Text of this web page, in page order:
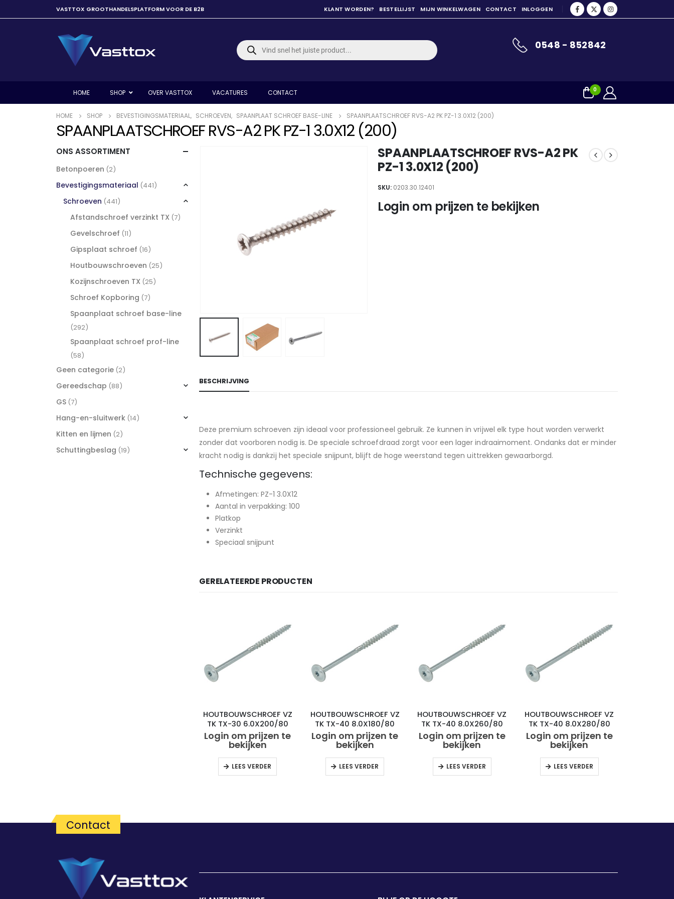
VASTTOX GROOTHANDELSPLATFORM VOOR DE B2B KLANT WORDEN? BESTELLIJST MIJN WINKELWAGEN CONTACT INLOGGEN
Producten
zoeken 0548 - 852842
HOME SHOP OVER VASTTOX VACATURES CONTACT 0
HOME SHOP BEVESTIGINGSMATERIAAL, SCHROEVEN, SPAANPLAAT SCHROEF BASE-LINE SPAANPLAATSCHROEF RVS-A2 PK PZ-1 3.0X12 (200)
SPAANPLAATSCHROEF RVS-A2 PK PZ-1 3.0X12 (200)
SPAANPLAATSCHROEF RVS-A2 PK
PZ-1 3.0X12 (200)
SKU: 0203.30.12401
Login om prijzen te bekijken
BESCHRIJVING
Deze premium schroeven zijn ideaal voor professioneel gebruik. Ze kunnen in vrijwel elk type hout worden verwerkt
zonder dat voorboren nodig is. De speciale schroefdraad zorgt voor een lager indraaimoment. Ondanks dat er minder
kracht nodig is dankzij het speciale snijpunt, blijft de hoge weerstand tegen uittrekken gewaarborgd.
Technische gegevens:
Afmetingen: PZ-1 3.0X12
Aantal in verpakking: 100
Platkop
Verzinkt
Speciaal snijpunt
GERELATEERDE PRODUCTEN
HOUTBOUWSCHROEF VZ
TK TX-30 6.0X200/80
(50)
Login om prijzen te
bekijken
LEES VERDER
HOUTBOUWSCHROEF VZ
TK TX-40 8.0X180/80
(50)
Login om prijzen te
bekijken
LEES VERDER
HOUTBOUWSCHROEF VZ
TK TX-40 8.0X260/80
(50)
Login om prijzen te
bekijken
LEES VERDER
HOUTBOUWSCHROEF VZ
TK TX-40 8.0X280/80
(50)
Login om prijzen te
bekijken
LEES VERDER
ONS ASSORTIMENT
Betonpoeren (2)
Bevestigingsmateriaal (441)
Schroeven (441)
Afstandschroef verzinkt TX (7)
Gevelschroef (11)
Gipsplaat schroef (16)
Houtbouwschroeven (25)
Kozijnschroeven TX (25)
Schroef Kopboring (7)
Spaanplaat schroef base-line
(292)
Spaanplaat schroef prof-line
(58)
Geen categorie (2)
Gereedschap (88)
GS (7)
Hang-en-sluitwerk (14)
Kitten en lijmen (2)
Schuttingbeslag (19)
Contact